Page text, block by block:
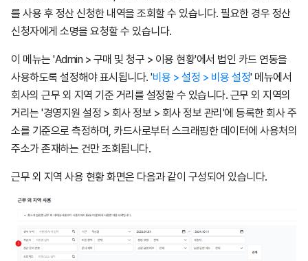
를 사용 후 정산 신청한 내역을 조회할 수 있습니다. 필요한 경우 정산
신청자에게 소명을 요청할 수 있습니다.
이 메뉴는 'Admin > 구매 및 청구 > 이용 현황'에서 법인 카드 연동을
사용하도록 설정해야 표시됩니다. '비용 > 설정 > 비용 설정' 메뉴에서
회사의 근무 외 지역 기준 거리를 설정할 수 있습니다. 근무 외 지역의
거리는 '경영지원 설정 > 회사 정보 > 회사 정보 관리'에 등록한 회사 주
소를 기준으로 측정하며, 카드사로부터 스크래핑한 데이터에 사용처의
주소가 존재하는 건만 조회됩니다.
근무 외 지역 사용 현황 화면은 다음과 같이 구성되어 있습니다.